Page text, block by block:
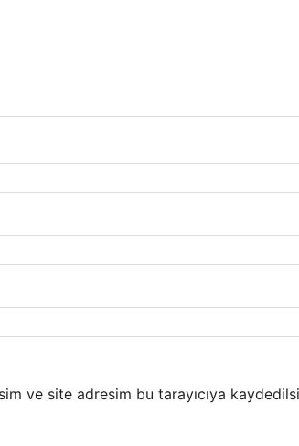
ve site adresim bu tarayıcıya